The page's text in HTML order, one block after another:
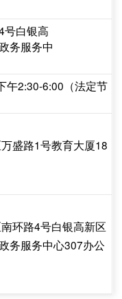
号白银高
务服务中
午2:30-6:00（法定节
盛路1号教育大厦18
环路4号白银高新区
务服务中心307办公